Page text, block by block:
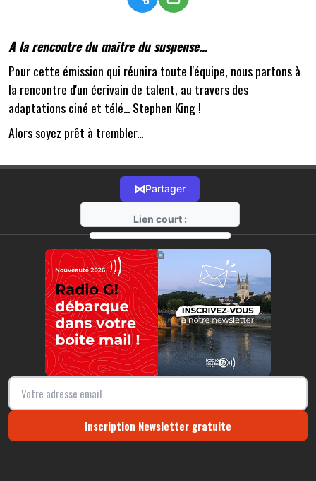
A la rencontre du maitre du suspense...
Pour cette émission qui réunira toute l'équipe, nous partons à
la rencontre d'un écrivain de talent, au travers des
adaptations ciné et télé... Stephen King !
Alors soyez prêt à trembler...
⋈Partager
Lien court :
https://radio-g.fr?18913
⧉
Inscription Newsletter gratuite